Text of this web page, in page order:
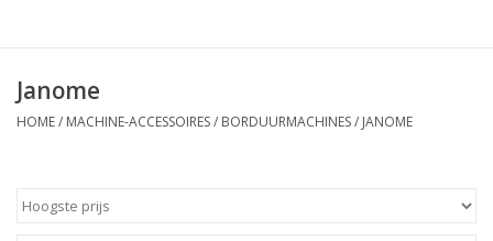
Paspoppen
Janome
HOME/ MACHINE-ACCESSOIRES/ BORDUURMACHINES/ JANOME